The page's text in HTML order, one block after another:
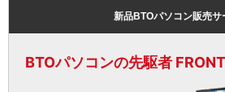
新品BTOパソコン販売サ
BTOパソコンの先駆者